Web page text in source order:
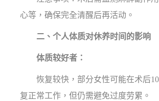
心等，确保完全清醒后再活动。
二、个人体质对休养时间的影响
体质较好者：
恢复较快，部分女性可能在术后10
复正常工作，但仍需避免过度劳累。